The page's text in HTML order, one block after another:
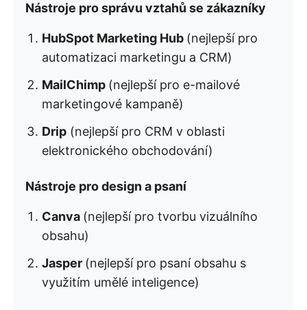
Nástroje pro správu vztahů se zákazníky
HubSpot Marketing Hub (nejlepší pro
automatizaci marketingu a CRM)
MailChimp (nejlepší pro e-mailové
marketingové kampaně)
Drip (nejlepší pro CRM v oblasti
elektronického obchodování)
Nástroje pro design a psaní
Canva (nejlepší pro tvorbu vizuálního
obsahu)
Jasper (nejlepší pro psaní obsahu s
využitím umělé inteligence)